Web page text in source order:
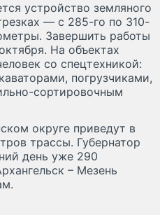
устройство земляного
— с 285-го по 310-
Завершить работы
На объектах
со спецтехникой:
погрузчиками,
сортировочным
округе приведут в
трассы. Губернатор
день уже 290
– Мезень